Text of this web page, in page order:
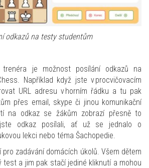
odkazů na testy studentům
trenéra je možnost posílání odkazů na
Například když jste v procvičovacím
URL adresu v horním řádku a tu pak
přes email, skype či jinou komunikační
na odkaz se žákům zobrazí přesně to
odkaz posílali, ať už se jednalo o
lekci nebo téma Šachopedie.
zadávání domácích úkolů. Všem dětem
test a jim pak stačí jediné kliknutí a mohou